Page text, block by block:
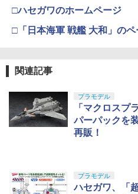
□ハセガワのホームページ
□「日本海軍 戦艦 大和」のペ
関連記事
プラモデル
「マクロスプ
パーパックを
再販！
プラモデル
ハセガワ、「